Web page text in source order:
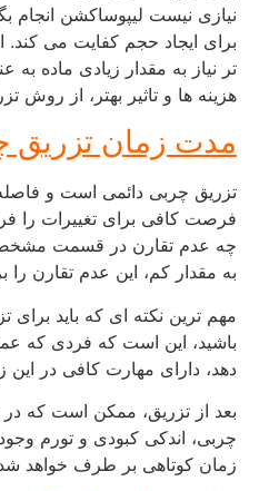
نیازی نیست لیپوساکشن انجام
برای ایجاد حجم کفایت می کند.
تر نیاز به مقدار زیادی ماده به
هزینه ها و تاثیر بهتر، از روش
مدت زمان تزریق
تزریق چربی دائمی است و فاصله
فرصت کافی برای تغییرات را
چه عدم تقارن در قسمت مشخصی
به مقدار کم، این عدم تقارن را
مهم ترین نکته ای که باید برای
باشید، این است که فردی که عمل
دهد، دارای مهارت کافی در این
بعد از تزریق، ممکن است که در
چربی، اندکی کبودی و تورم وجود
زمان کوتاهی بر طرف خواهد شد.